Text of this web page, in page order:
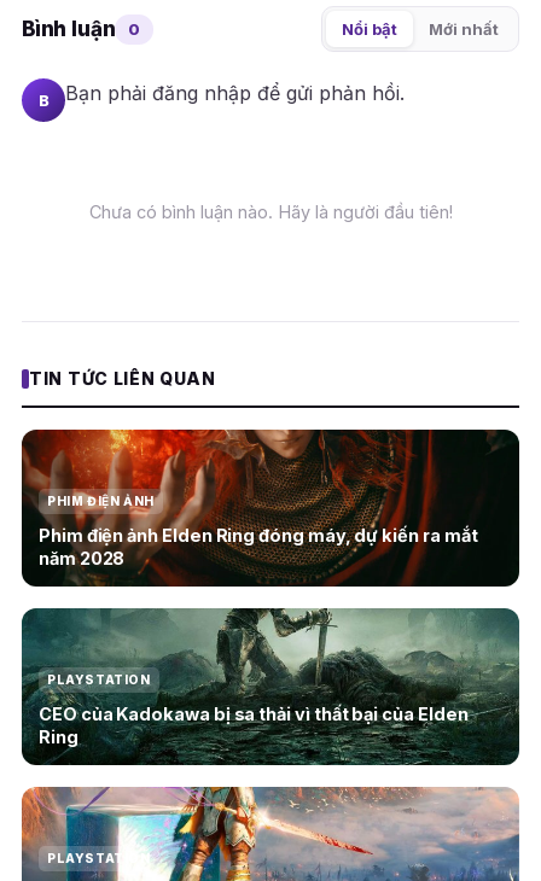
Bình luận 0 Nổi bật Mới nhất
B Bạn phải đăng nhập để gửi phản hồi.
Chưa có bình luận nào. Hãy là người đầu tiên!
TIN TỨC LIÊN QUAN
PHIM ĐIỆN ẢNH
Phim điện ảnh Elden Ring đóng máy, dự kiến ra mắt
năm 2028
PLAYSTATION
CEO của Kadokawa bị sa thải vì thất bại của Elden
Ring
PLAYSTATION